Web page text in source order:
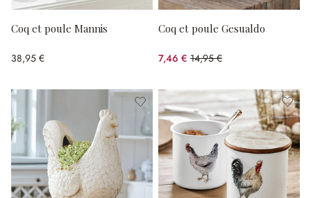
Coq et poule Mannis
38,95 €
Coq et poule Gesualdo
7,46 € 14,95 €
(50.1%spared)